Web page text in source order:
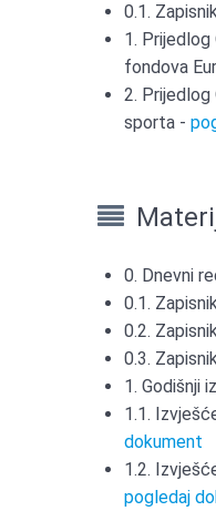
0.1.
1.
fondova
2. Prijedlog
sporta -
0. Dnevni
0.1.
0.2.
0.3.
1. Godišnji
1.1.
dokument
1.2.
pogledaj